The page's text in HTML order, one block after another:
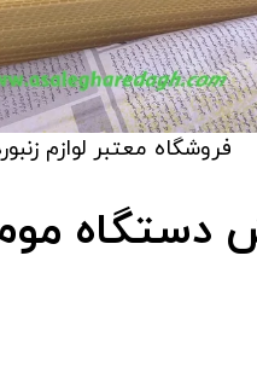
فروشگاه معتبر لوازم
دستگاه